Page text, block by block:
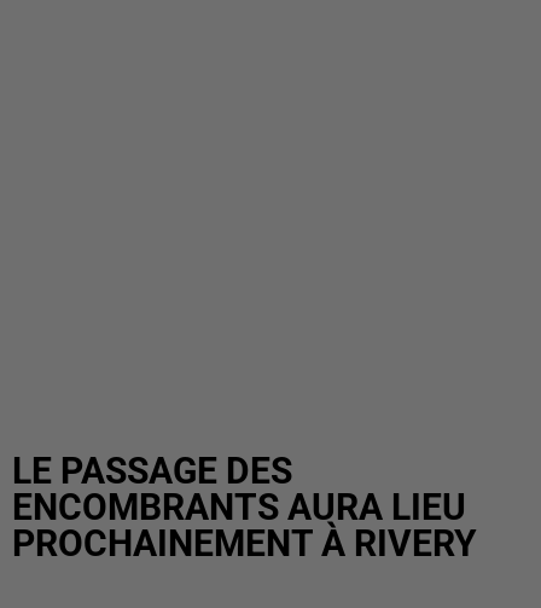
LE PASSAGE DES
ENCOMBRANTS AURA LIEU
PROCHAINEMENT À RIVERY